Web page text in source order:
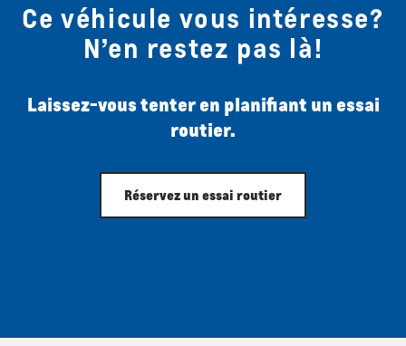
Ce véhicule vous intéresse?
N’en restez pas là!
Laissez-vous tenter en planifiant un essai
routier.
Réservez un essai routier